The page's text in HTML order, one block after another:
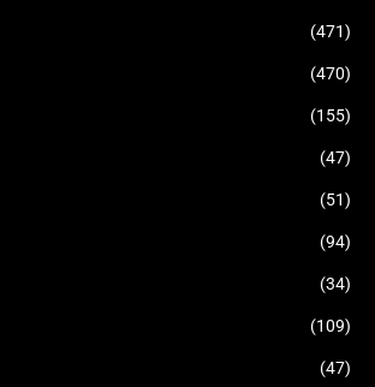
(471)
(470)
(155)
(47)
(51)
(94)
(34)
(109)
(47)